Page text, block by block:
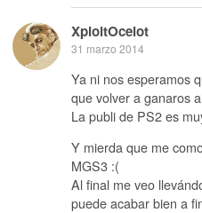
XploitOcelot
31 marzo 2014
Ya ni nos esperamos
que volver a ganaros
La publi de PS2 es
Y mierda que me
MGS3 :(
Al final me veo
puede acabar bien a